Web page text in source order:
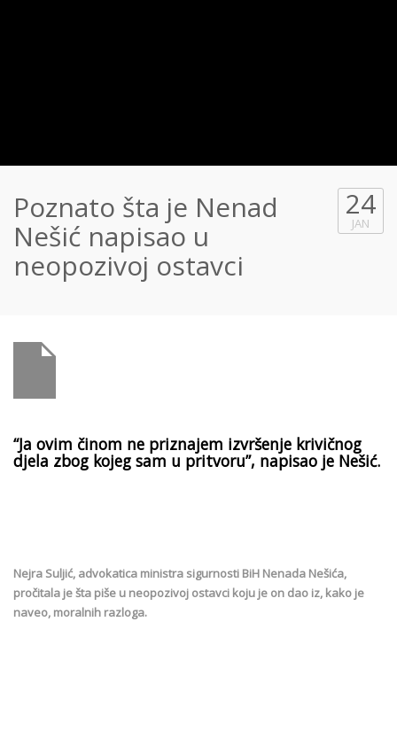
Poznato šta je Nenad
Nešić napisao u
neopozivoj ostavci
24
JAN
“Ja ovim činom ne priznajem izvršenje krivičnog
djela zbog kojeg sam u pritvoru”, napisao je Nešić.
Nejra Suljić, advokatica ministra sigurnosti BiH Nenada Nešića,
pročitala je šta piše u neopozivoj ostavci koju je on dao iz, kako je
naveo, moralnih razloga.